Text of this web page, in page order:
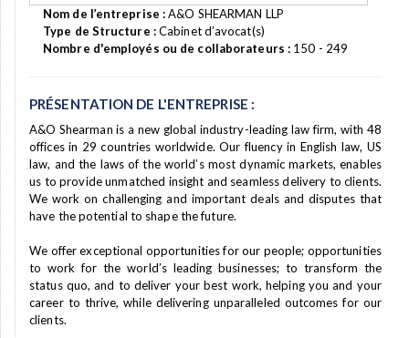
Nom de l’entreprise :A&O SHEARMAN LLP
Type de Structure :Cabinet d’avocat(s)
Nombre d'employés ou de collaborateurs : 150 - 249
PRÉSENTATION DE L'ENTREPRISE :
A&O Shearman is a new global industry-leading law firm, with 48
offices in 29 countries worldwide. Our fluency in English law, US
law, and the laws of the world’s most dynamic markets, enables
us to provide unmatched insight and seamless delivery to clients.
We work on challenging and important deals and disputes that
have the potential to shape the future.
We offer exceptional opportunities for our people; opportunities
to work for the world’s leading businesses; to transform the
status quo, and to deliver your best work, helping you and your
career to thrive, while delivering unparalleled outcomes for our
clients.